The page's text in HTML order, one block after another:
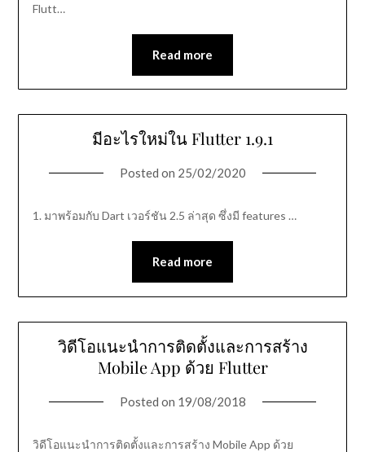
Flutt…
Read more
มีอะไรใหม่ใน Flutter 1.9.1
Posted on 25/02/2020
1. มาพร้อมกับ Dart เวอร์ชัน 2.5 ล่าสุด ซึ่งมี features …
Read more
วิดีโอแนะนำการติดตั้งและการสร้าง
Mobile App ด้วย Flutter
Posted on 19/08/2018
วิดีโอแนะนำการติดตั้งและการสร้าง Mobile App ด้วย